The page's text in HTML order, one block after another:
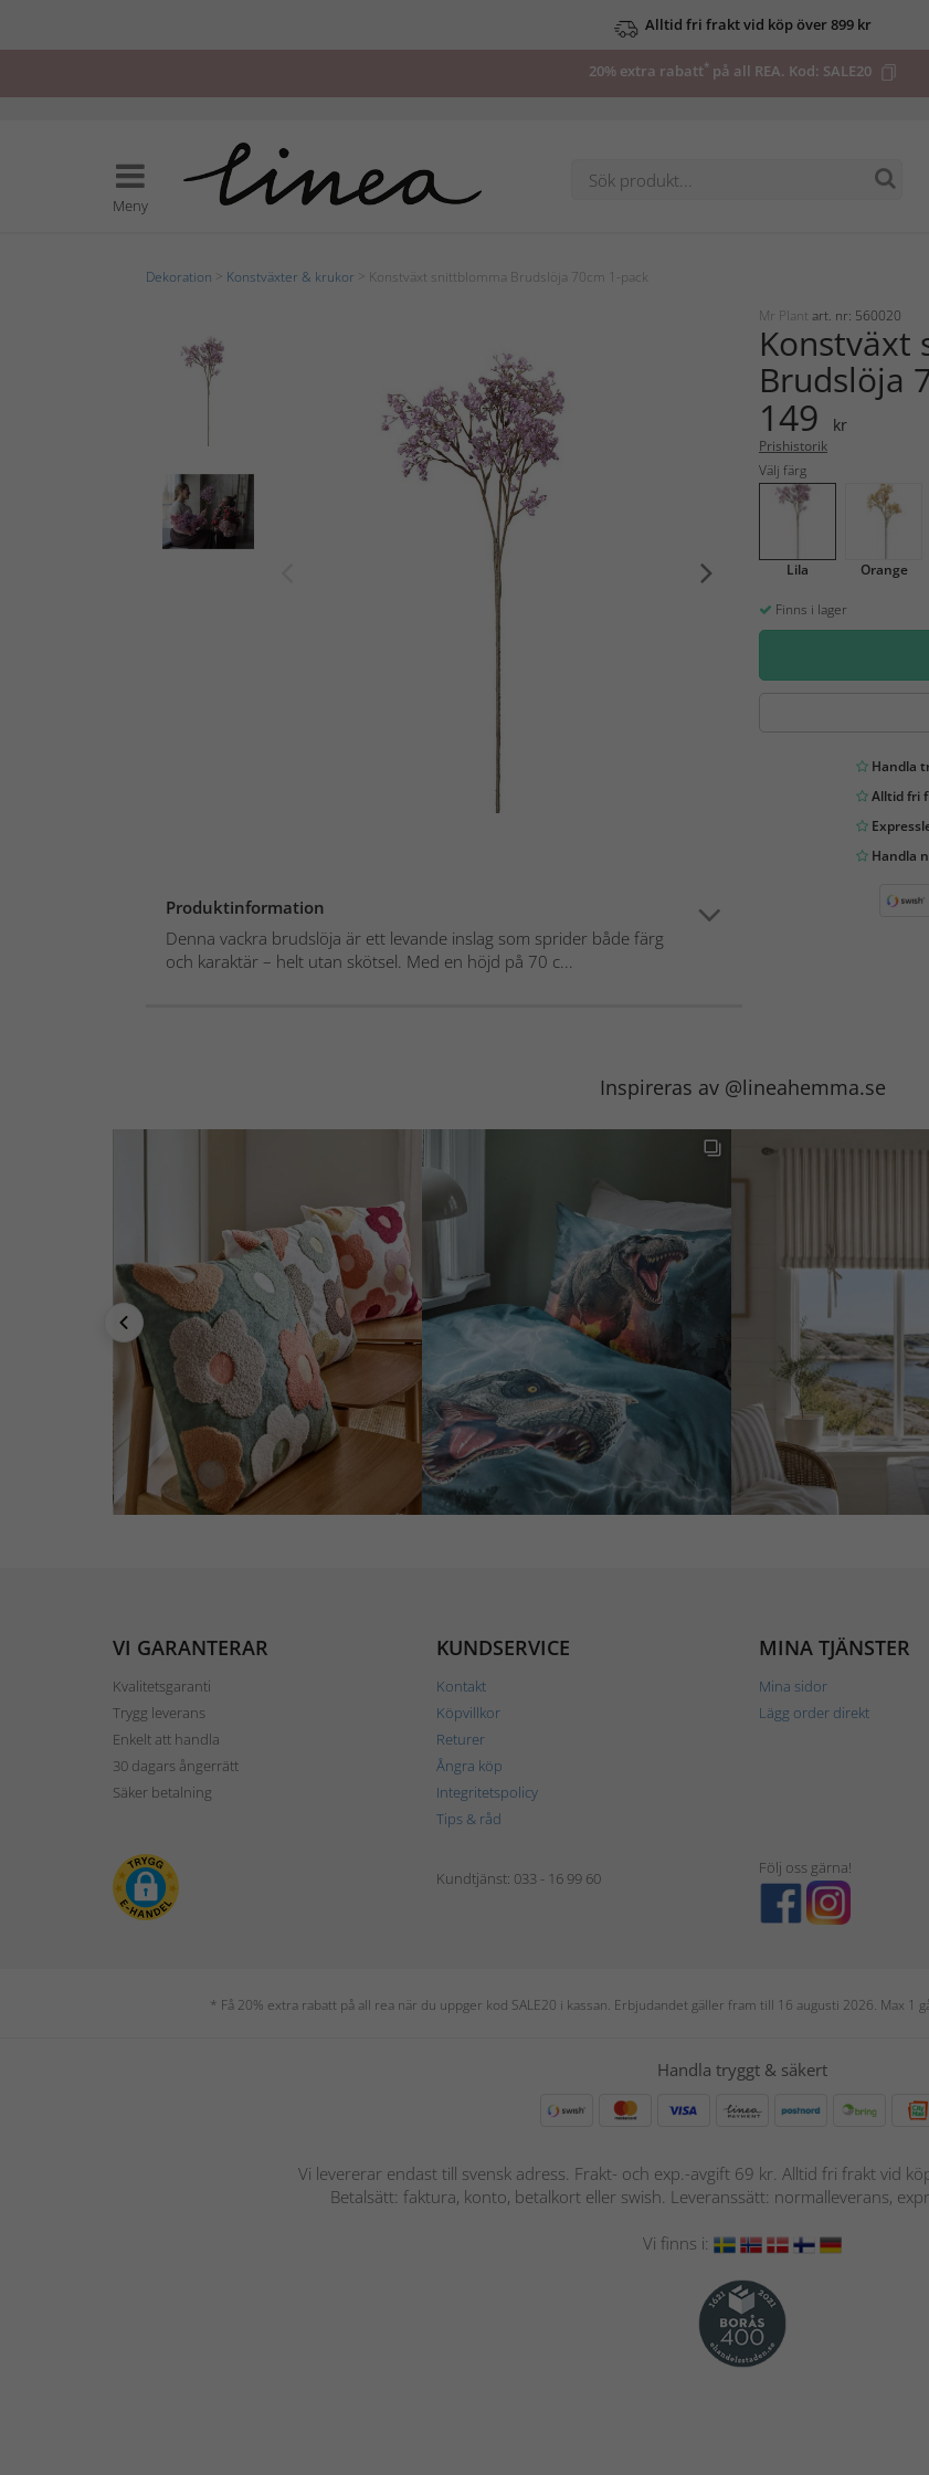
Alltid fri frakt vid köp över 899 kr
20% extra rabatt*på all REA. Kod: SALE20
Meny
Dekoration Konstväxter & krukor > Konstväxt snittblomma Brudslöja 70cm 1-pack
Produktinformation
Denna vackra brudslöja är ett levande inslag som sprider både färg
och karaktär – helt utan skötsel. Med en höjd på 70 c...
Mr Plant art. nr: 560020
Konstväxt
Brudslöja
149 kr
Prishistorik
Välj färg
Lila Orange
Finns i lager
Handla
Alltid fri
Handla
Inspireras av @lineahemma.se
VI GARANTERAR
Kvalitetsgaranti
Trygg leverans
Enkelt att handla
30 dagars ångerrätt
Säker betalning
KUNDSERVICE
Kontakt
Köpvillkor
Returer
Ångra köp
Integritetspolicy
Tips & råd
MINA TJÄNSTER
Mina sidor
Lägg order direkt
Kundtjänst: 033 - 16 99 60
Följ oss gärna!
* Få 20% extra rabatt på all rea när du uppger kod SALE20 i kassan. Erbjudandet gäller fram till 16 augusti 2026. Max
Handla tryggt & säkert
Vi levererar endast till svensk adress. Frakt- och exp.-avgift 69 kr. Alltid fri frakt vid
Betalsätt: faktura, konto, betalkort eller swish. Leveranssätt: normalleverans,
Vi finns i: